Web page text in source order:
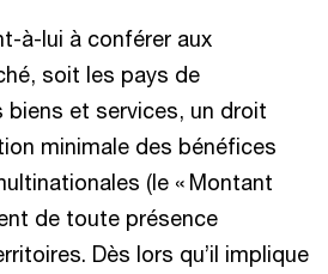
à-lui à conférer aux
soit les pays de
et services, un droit
minimale des bénéfices
(le « Montant
de toute présence
Dès lors qu’il implique